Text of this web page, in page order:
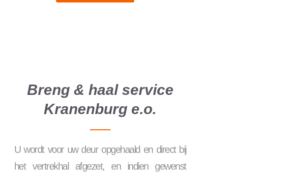
Breng & haal service
Kranenburg e.o.
U wordt voor uw deur opgehaald en direct bij
het vertrekhal afgezet, en indien gewenst